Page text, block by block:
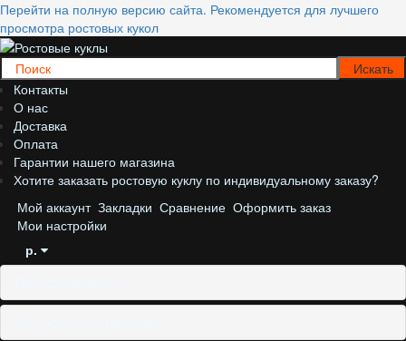
Перейти на полную версию сайта. Рекомендуется для лучшего
просмотра ростовых кукол
Контакты
О нас
Доставка
Оплата
Гарантии нашего магазина
Хотите заказать ростовую куклу по индивидуальному заказу?
Мой аккаунт Закладки Сравнение Оформить заказ
Мои настройки
р.